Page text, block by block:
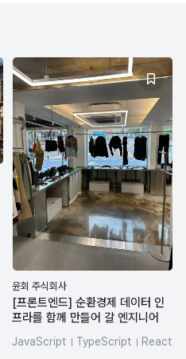
윤회 주식회사
[프론트엔드] 순환경제 데이터 인
프라를 함께 만들어 갈 엔지니어
JavaScript TypeScript
React